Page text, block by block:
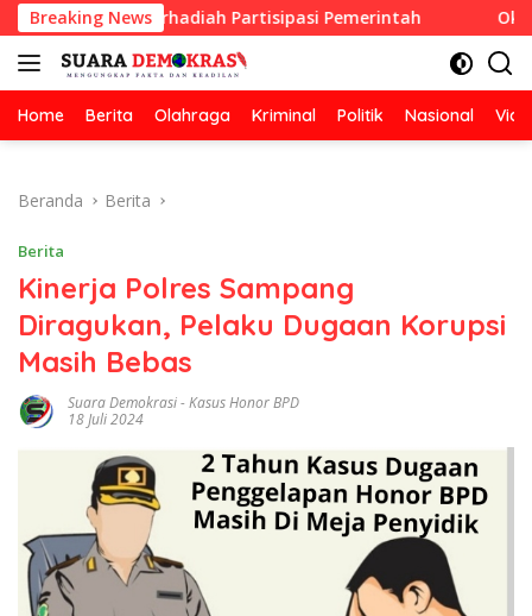
Langsung
ke
konten
Breaking News
Berhadiah Partisipasi Pemerintah Oknum Guru
Home Berita Olahraga Kriminal Politik Nasional
Beranda Berita
Berita
Kinerja Polres Sampang
Diragukan, Pelaku Dugaan Korupsi
Masih Bebas
Suara Demokrasi-Kasus Honor BPD
18 Juli 2024